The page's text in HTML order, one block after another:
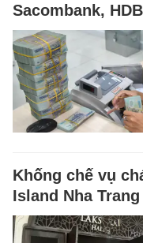
Sacombank,
Khống chế vụ
Island Nha Trang